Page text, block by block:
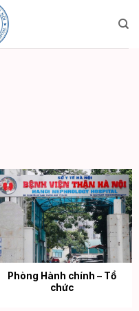
Phòng Hành chính – Tổ
chức